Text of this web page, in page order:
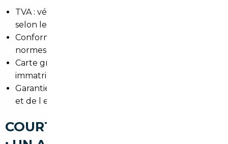
TVA : vérifier si la TVA est due ou déjà acquittée
selon le pays vendeur.
Conformité : contrôle technique et conformité aux
normes françaises.
Carte grise : documents nécessaires pour une
immatriculation rapide en Île-de-France.
Garantie et historique : s assurer de la couverture
et de l entretien régulier.
COURTIER AUTOMOBILE THIAIS